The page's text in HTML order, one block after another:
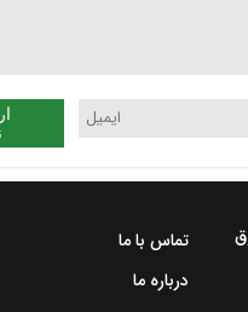
تماس با ما
درباره ما